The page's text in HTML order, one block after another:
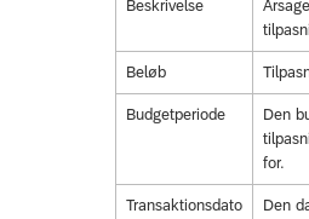
Beskrivelse
Beløb
Budgetperiode
Den
for.
Transaktionsdato
Den